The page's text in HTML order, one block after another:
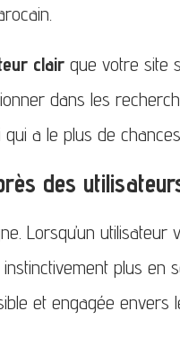
clair que votre site
dans les
a le plus de
des
Lorsqu’un
plus en
et engagée envers